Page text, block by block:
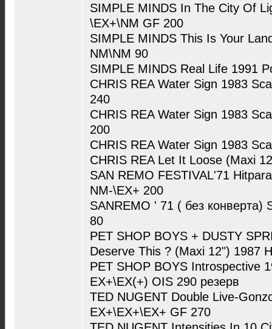
SIMPLE MINDS In The City Of
\EX+\NM GF 200
SIMPLE MINDS This Is Your
NM\NM 90
SIMPLE MINDS Real Life 1991
CHRIS REA Water Sign 1983
240
CHRIS REA Water Sign 1983
200
CHRIS REA Water Sign 1983
CHRIS REA Let It Loose (Maxi
SAN REMO FESTIVAL'71
NM-\EX+ 200
SANREMO ' 71 ( без конверта)
80
PET SHOP BOYS + DUSTY
Deserve This ? (Maxi 12") 1987
PET SHOP BOYS Introspective
EX+\EX(+) OIS 290 резерв
TED NUGENT Double Live-
EX+\EX+\EX+ GF 270